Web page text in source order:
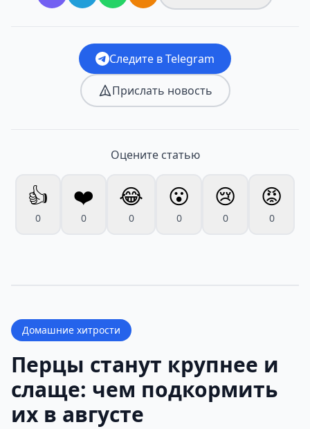
Следите в Telegram
Прислать новость
Оцените статью
👍
0
❤️
0
😂
0
😮
0
😢
0
😡
0
Домашние хитрости
Перцы станут крупнее и
слаще: чем подкормить
их в августе